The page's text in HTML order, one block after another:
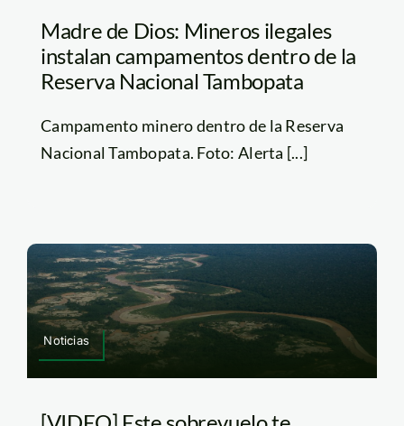
Madre de Dios: Mineros ilegales
instalan campamentos dentro de la
Reserva Nacional Tambopata
Campamento minero dentro de la Reserva
Nacional Tambopata. Foto: Alerta [...]
Noticias